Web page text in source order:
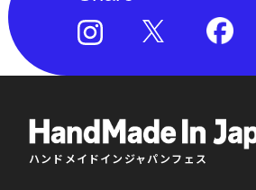
ハンドメイドインジャパンフェス